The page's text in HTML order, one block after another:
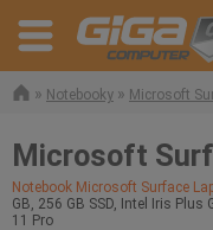
» Notebooky » Microsoft
Microsoft
Notebook Microsoft Surface
GB, 256 GB SSD, Intel Iris
11 Pro